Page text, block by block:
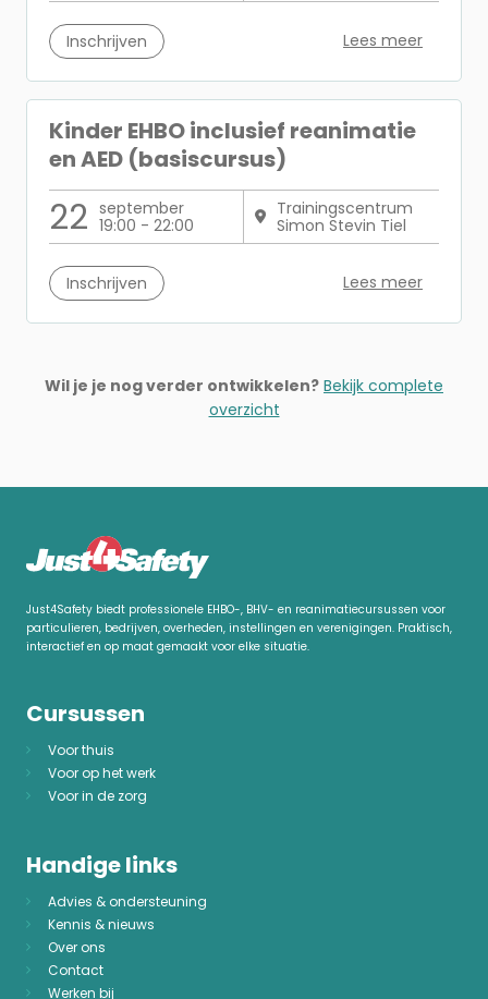
Inschrijven Lees meer
Kinder EHBO inclusief reanimatie
en AED (basiscursus)
22 september
19:00 - 22:00
Trainingscentrum
Simon Stevin Tiel
Inschrijven Lees meer
Wil je je nog verder ontwikkelen? Bekijk complete
overzicht
Just4Safety biedt professionele EHBO-, BHV- en reanimatiecursussen voor
particulieren, bedrijven, overheden, instellingen en verenigingen. Praktisch,
interactief en op maat gemaakt voor elke situatie.
Cursussen
Voor thuis
Voor op het werk
Voor in de zorg
Handige links
Advies & ondersteuning
Kennis & nieuws
Over ons
Contact
Werken bij